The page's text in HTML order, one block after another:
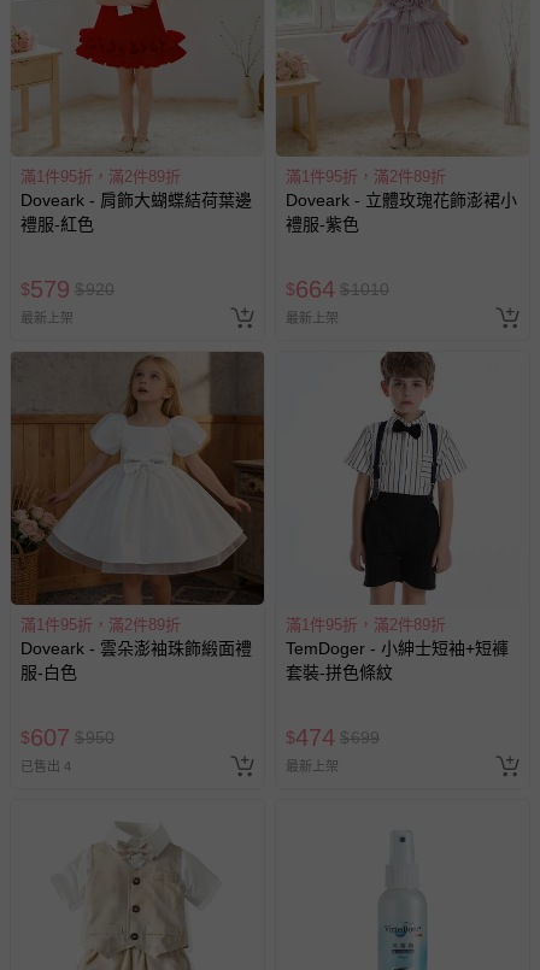
滿1件95折，滿2件89折
Doveark - 肩飾大蝴蝶結荷葉邊
禮服-紅色
$579 $920
最新上架
滿1件95折，滿2件89折
Doveark - 立體玫瑰花飾澎裙小
禮服-紫色
$664 $1010
最新上架
滿1件95折，滿2件89折
Doveark - 雲朵澎袖珠飾緞面禮
服-白色
$607 $950
已售出 4
滿1件95折，滿2件89折
TemDoger - 小紳士短袖+短褲
套裝-拼色條紋
$474 $699
最新上架